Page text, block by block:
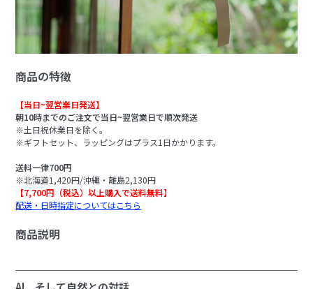
商品の特徴
【当日~翌営業日発送】
朝10時までのご注文で当日~翌営業日で順次発送
※土日祝休業日を除く。
※ギフトセット、ラッピングはプラス1日かかります。
送料一律700円
※北海道1,420円/沖縄・離島2,130円
【7,700円（税込）以上購入で送料無料】
配送・日時指定についてはこちら
商品説明